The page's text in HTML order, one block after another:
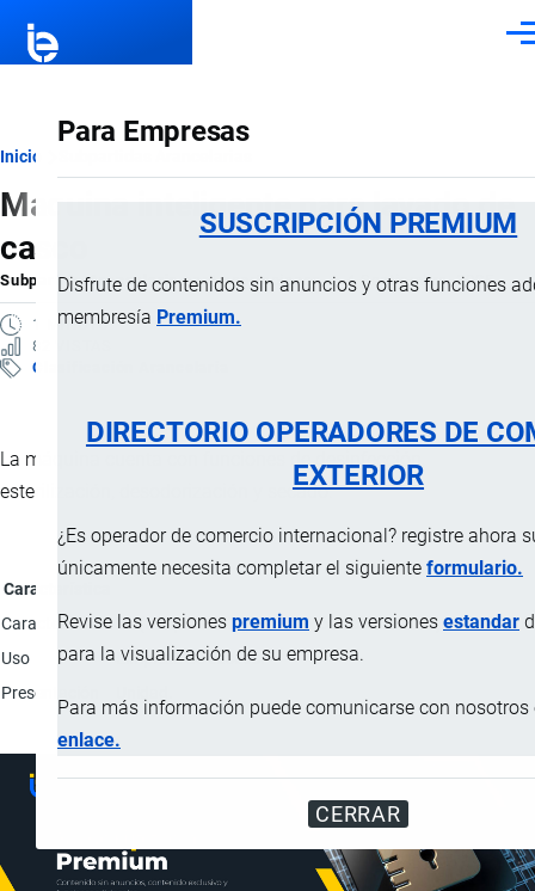
Para Empresas
SUSCRIPCIÓN PREMIUM
Disfrute de contenidos sin anuncios y otras funciones
membresía Premium.
DIRECTORIO OPERADORES DE
EXTERIOR
¿Es operador de comercio internacional? registre ahora
únicamente necesita completar el siguiente formulario.
Revise las versiones premium y las versiones estandar
para la visualización de su empresa.
Para más información puede comunicarse con nosotros
enlace.
CERRAR
Ruta
de
navegación
Inicio
Maquina inteligente para lavado de
casco
Subpartida ArancelariaporImportaciones …, 4 Septiembre, 2025
1 MINUTO
82 VISTAS
Clasificación Arancelaria
La máquina cuenta con funciones de desinfección,
esterilización, desodorización y secado.
Característica
Características Yla(máquina integrada de control industrial): Pantalla
Uso
Limpieza de cascos.
Presentación